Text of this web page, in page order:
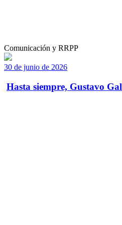
Comunicación y RRPP
30 de junio de 2026
Hasta siempre, Gustavo